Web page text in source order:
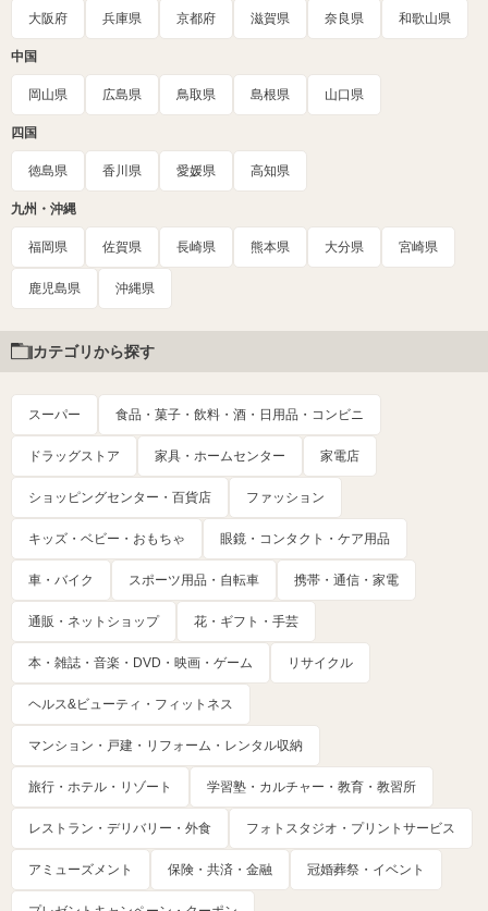
大阪府 兵庫県 京都府 滋賀県 奈良県 和歌山県
中国
岡山県 広島県 鳥取県 島根県 山口県
四国
徳島県 香川県 愛媛県 高知県
九州・沖縄
福岡県 佐賀県 長崎県 熊本県 大分県 宮崎県
鹿児島県 沖縄県
カテゴリから探す
スーパー 食品・菓子・飲料・酒・日用品・コンビニ
ドラッグストア 家具・ホームセンター 家電店
ショッピングセンター・百貨店 ファッション
キッズ・ベビー・おもちゃ 眼鏡・コンタクト・ケア用品
車・バイク スポーツ用品・自転車 携帯・通信・家電
通販・ネットショップ 花・ギフト・手芸
本・雑誌・音楽・DVD・映画・ゲーム リサイクル
ヘルス&ビューティ・フィットネス
マンション・戸建・リフォーム・レンタル収納
旅行・ホテル・リゾート 学習塾・カルチャー・教育・教習所
レストラン・デリバリー・外食 フォトスタジオ・プリントサービス
アミューズメント 保険・共済・金融 冠婚葬祭・イベント